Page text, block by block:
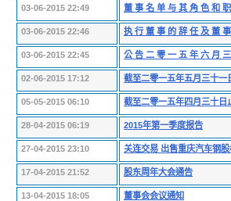
03-06-2015 22:49 董 事 名 单 与 其 角 色 和
03-06-2015 22:46 执 行 董 事 的 辞 任 及 董
03-06-2015 22:45 公 告 二 零 一 五 年 六 月
02-06-2015 17:12 截至二零一五年五月三十一
05-05-2015 06:10 截至二零一五年四月三十日
28-04-2015 06:19 2015年第一季度报告
27-04-2015 23:10 关连交易 出售重庆汽车钢股
17-04-2015 21:52 股东周年大会通告
13-04-2015 18:05 董事会会议通知